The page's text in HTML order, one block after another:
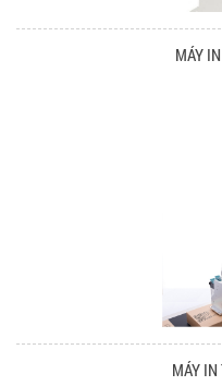
MÁY
MÁY